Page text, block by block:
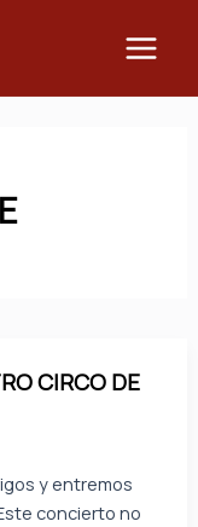
CIRCO DE
y entremos
concierto no